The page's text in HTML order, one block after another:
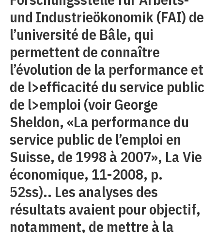
und Industrieökonomik (FAI) de
l’université de Bâle, qui
permettent de connaître
l’évolution de la performance et
de l>efficacité du service public
de l>emploi (voir George
Sheldon, «La performance du
service public de l’emploi en
Suisse, de 1998 à 2007», La Vie
économique, 11-2008, p.
52ss).. Les analyses des
résultats avaient pour objectif,
notamment, de mettre à la